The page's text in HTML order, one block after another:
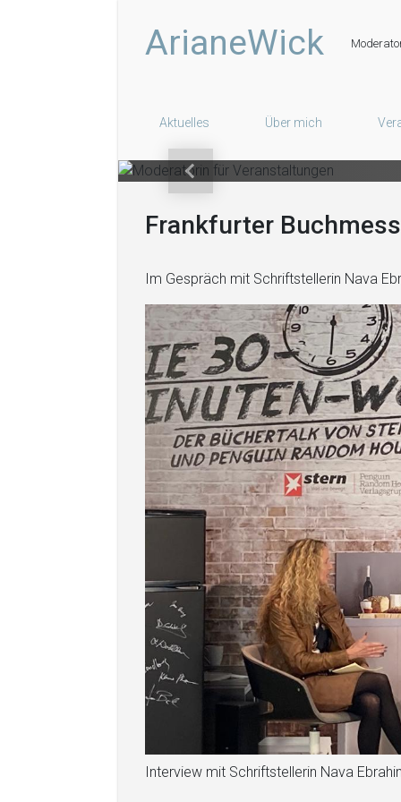
ArianeWick
Aktuelles Über mich
Vorheriger
Frankfurter
Im Gespräch mit Schriftstellerin Nava
Interview mit Schriftstellerin Nava